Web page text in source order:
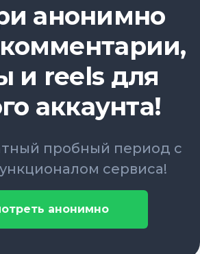
анонимно
и reels для
аккаунта!
пробный период с
сервиса!
анонимно